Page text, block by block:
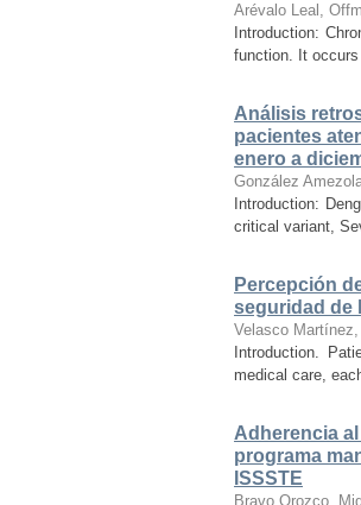
Arévalo Leal,
Introduction:
function. It
Análisis
pacientes
enero a
González
Introduction:
critical variant,
Percepción
seguridad de
Velasco
Introduction.
medical care,
Adherencia
programa
ISSSTE
Bravo Orozco,